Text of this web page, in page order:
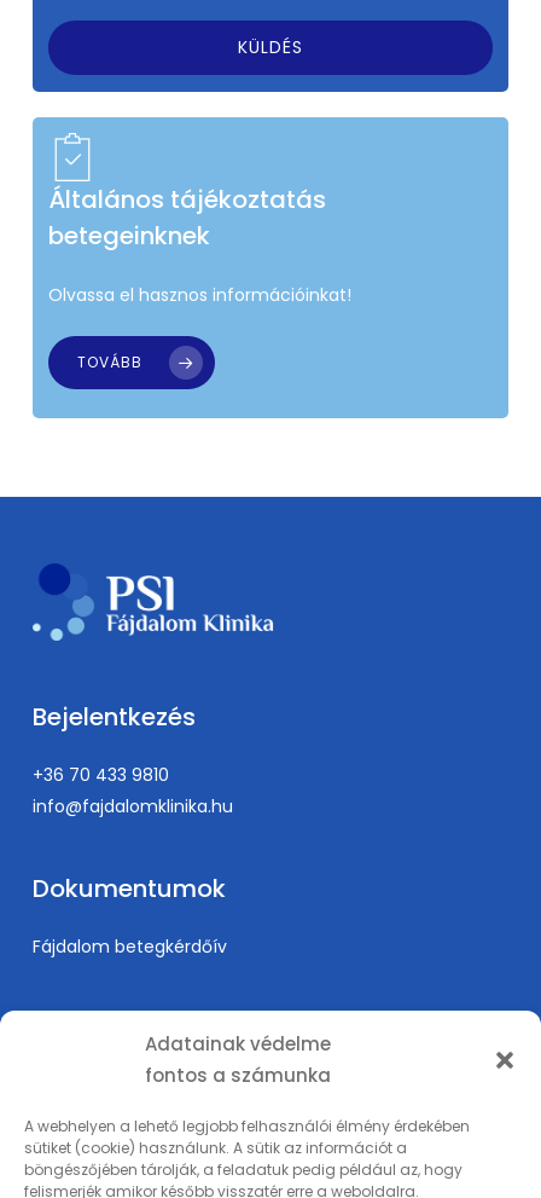
Adatainak védelme
fontos a számunka
A webhelyen a lehető legjobb felhasználói élmény érdekében
sütiket (cookie) használunk. A sütik az információt a
böngészőjében tárolják, a feladatuk pedig például az, hogy
felismerjék amikor később visszatér erre a weboldalra.
Általános tájékoztatás
betegeinknek
Olvassa el hasznos információinkat!
TOVÁBB
Bejelentkezés
+36 70 433 9810
info@fajdalomklinika.hu
Dokumentumok
Fájdalom betegkérdőív
Információk
Karrier
Orvosképzés
Adatkezelési tájékoztató